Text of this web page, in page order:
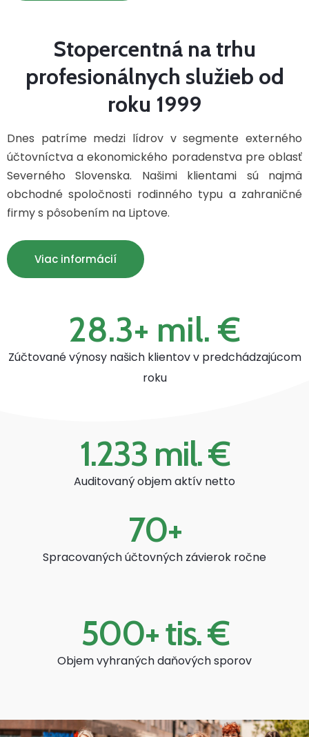
Stopercentná na trhu
profesionálnych služieb od
roku 1999
Dnes patríme medzi lídrov v segmente externého
účtovníctva a ekonomického poradenstva pre oblasť
Severného Slovenska. Našimi klientami sú najmä
obchodné spoločnosti rodinného typu a zahraničné
firmy s pôsobením na Liptove.
Viac informácií
28.3+ mil. €
Zúčtované výnosy našich klientov v predchádzajúcom
roku
1.233 mil. €
Auditovaný objem aktív netto
70+
Spracovaných účtovných závierok ročne
500+ tis. €
Objem vyhraných daňových sporov